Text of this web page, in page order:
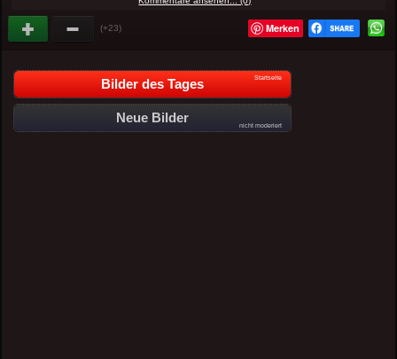
(+23) Merken
Bilder des Tages Startseite
Neue Bilder
nicht moderiert